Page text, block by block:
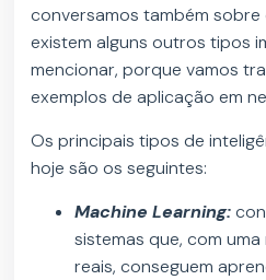
conversamos também
existem alguns outros tipos
mencionar, porque vamos
exemplos de aplicação em
Os principais tipos de
hoje são os seguintes:
Machine Learning:
sistemas que, com
reais, conseguem